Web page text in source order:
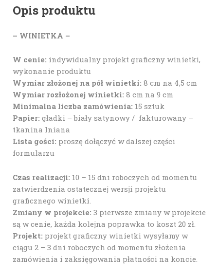
Opis produktu
– WINIETKA –
W cenie: indywidualny projekt graficzny winietki,
wykonanie produktu
Wymiar złożonej na pół winietki: 8 cm na 4,5 cm
Wymiar rozłożonej winietki: 8 cm na 9 cm
Minimalna liczba zamówienia: 15 sztuk
Papier: gładki – biały satynowy / fakturowany –
tkanina lniana
Lista gości: proszę dołączyć w dalszej części
formularzu
Czas realizacji: 10 – 15 dni roboczych od momentu
zatwierdzenia ostatecznej wersji projektu
graficznego winietki.
Zmiany w projekcie: 3 pierwsze zmiany w projekcie
są w cenie, każda kolejna poprawka to koszt 20 zł.
Projekt: projekt graficzny winietki wysyłamy w
ciągu 2 – 3 dni roboczych od momentu złożenia
zamówienia i zaksięgowania płatności na koncie.